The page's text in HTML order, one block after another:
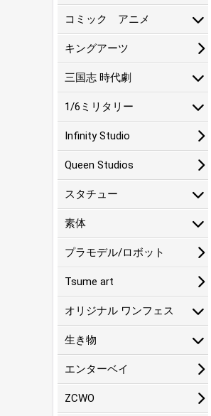
コミック アニメ
キングアーツ
三国志 時代劇
1/6ミリタリー
Infinity Studio
Queen Studios
スタチュー
素体
プラモデル/ロボット
Tsume art
オリジナル ワンフェス
生き物
エンターベイ
ZCWO